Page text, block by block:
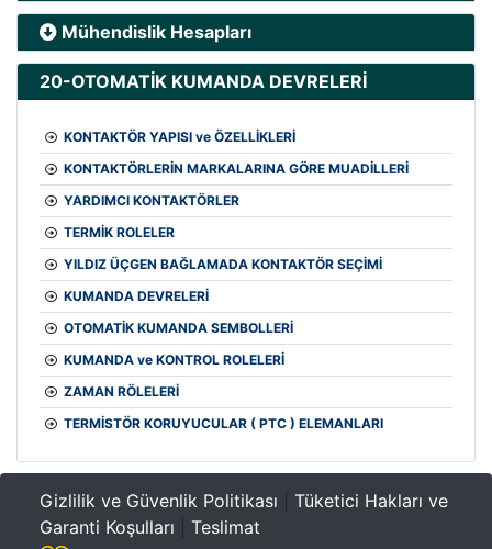
Mühendislik Hesapları
20-OTOMATİK KUMANDA DEVRELERİ
KONTAKTÖR YAPISI ve ÖZELLİKLERİ
KONTAKTÖRLERİN MARKALARINA GÖRE MUADİLLERİ
YARDIMCI KONTAKTÖRLER
TERMİK ROLELER
YILDIZ ÜÇGEN BAĞLAMADA KONTAKTÖR SEÇİMİ
KUMANDA DEVRELERİ
OTOMATİK KUMANDA SEMBOLLERİ
KUMANDA ve KONTROL ROLELERİ
ZAMAN RÖLELERİ
TERMİSTÖR KORUYUCULAR ( PTC ) ELEMANLARI
Gizlilik ve Güvenlik Politikası
Tüketici Hakları ve
Garanti Koşulları
Teslimat